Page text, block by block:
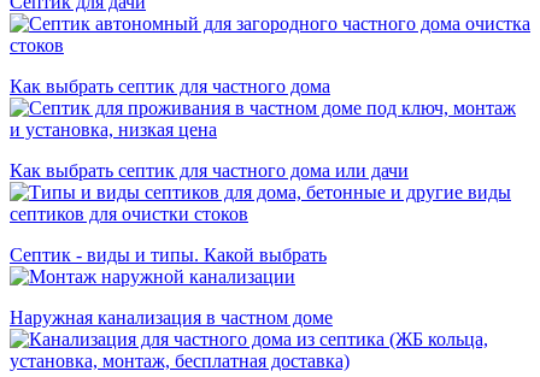
Как выбрать септик для частного дома
Как выбрать септик для частного дома или дачи
Септик - виды и типы. Какой выбрать
Наружная канализация в частном доме